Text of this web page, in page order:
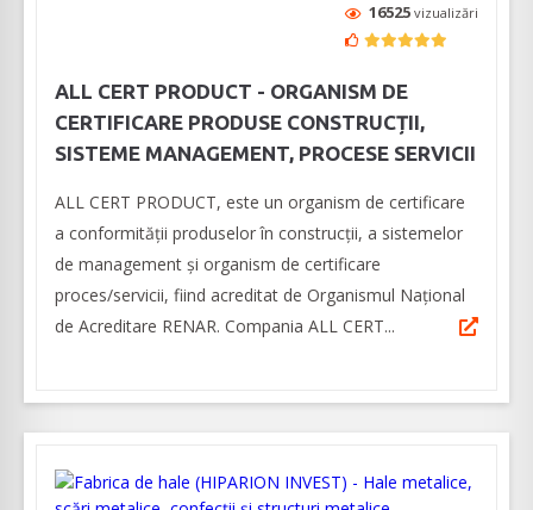
16525 vizualizări
ALL CERT PRODUCT - ORGANISM DE
CERTIFICARE PRODUSE CONSTRUCȚII,
SISTEME MANAGEMENT, PROCESE SERVICII
ALL CERT PRODUCT, este un organism de certificare
a conformității produselor în construcții, a sistemelor
de management și organism de certificare
proces/servicii, fiind acreditat de Organismul Național
de Acreditare RENAR. Compania ALL CERT...